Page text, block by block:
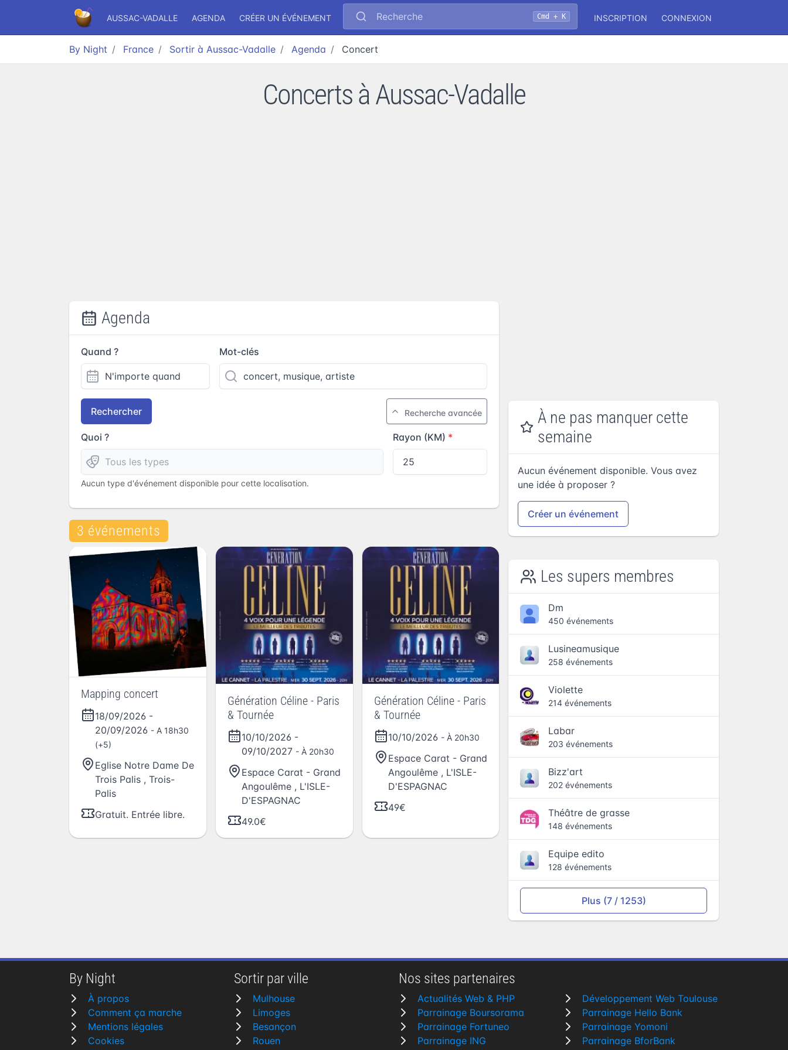
AUSSAC-VADALLE AGENDA CRÉER UN ÉVÉNEMENT Recherche Cmd + K INSCRIPTION CONNEXION
By Night France Sortir à Aussac-Vadalle Agenda Concert
Concerts à Aussac-Vadalle
Agenda
Quand ? Mot-clés
Rechercher Recherche avancée
Quoi ?
Aucun type d'événement disponible pour cette localisation.
Rayon (KM)
3 événements
Mapping concert
18/09/2026 -
20/09/2026 - A 18h30
(+5)
Eglise Notre Dame De
Trois Palis , Trois-
Palis
Gratuit. Entrée libre.
Génération Céline - Paris
& Tournée
10/10/2026 -
09/10/2027 - À 20h30
Espace Carat - Grand
Angoulême , L'ISLE-
D'ESPAGNAC
49.0€
Génération Céline - Paris
& Tournée
10/10/2026 - À 20h30
Espace Carat - Grand
Angoulême , L'ISLE-
D'ESPAGNAC
49€
À ne pas manquer cette
semaine
Aucun événement disponible. Vous avez
une idée à proposer ?
Créer un événement
Les supers membres
Dm
450 événements
Lusineamusique
258 événements
Violette
214 événements
Labar
203 événements
Bizz'art
202 événements
Théâtre de grasse
148 événements
Equipe edito
128 événements
Plus (7 / 1253)
By Night
À propos
Comment ça marche
Mentions légales
Cookies
Sortir par ville
Mulhouse
Limoges
Besançon
Rouen
Nos sites partenaires
Actualités Web & PHP
Parrainage Boursorama
Parrainage Fortuneo
Parrainage ING
Développement Web Toulouse
Parrainage Hello Bank
Parrainage Yomoni
Parrainage BforBank